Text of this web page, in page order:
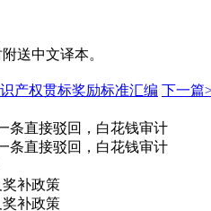
送中文译本。
产权贯标奖励标准汇编 下一篇
条直接驳回，白花钱审计
条直接驳回，白花钱审计
奖补政策
奖补政策